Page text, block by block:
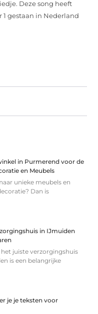
Deze song heeft
gestaan in Nederland
in Purmerend voor de
en Meubels
unieke meubels en
Dan is
in IJmuiden
juiste verzorgingshuis
is een belangrijke
je je teksten voor